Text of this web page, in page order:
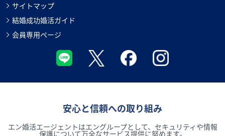
サイトマップ
結婚成功婚活ガイド
会員専用ページ
安心と信頼への取り組み
エン婚活エージェントはエングループとして、セキュリティや情報
保護について万全なサービス提供に努めます。